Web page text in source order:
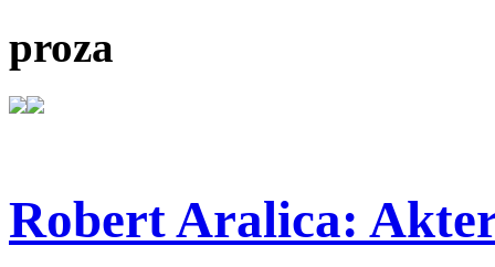
proza
Robert Aralica: